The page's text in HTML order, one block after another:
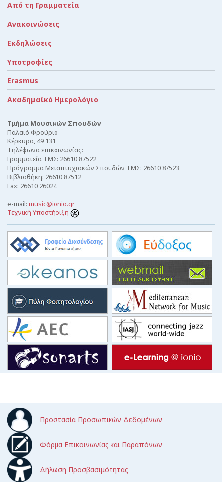
Από τη Γραμματεία
Ανακοινώσεις
Εκδηλώσεις
Υποτροφίες
Erasmus
Ακαδημαϊκό Ημερολόγιο
Τμήμα Μουσικών Σπουδών
Παλαιό Φρούριο
Κέρκυρα, 49 131
Τηλέφωνα επικοινωνίας:
Γραμματεία ΤΜΣ: 26610 87522
Πρόγραμμα Μεταπτυχιακών Σπουδών ΤΜΣ: 26610 87523
Βιβλιοθήκη: 26610 87512
Fax: 26610 26024
e-mail: music@ionio.gr
Τεχνική Υποστήριξη
Προστασία Προσωπικών Δεδομένων
Φόρμα Επικοινωνίας και Παραπόνων
Δήλωση Προσβασιμότητας